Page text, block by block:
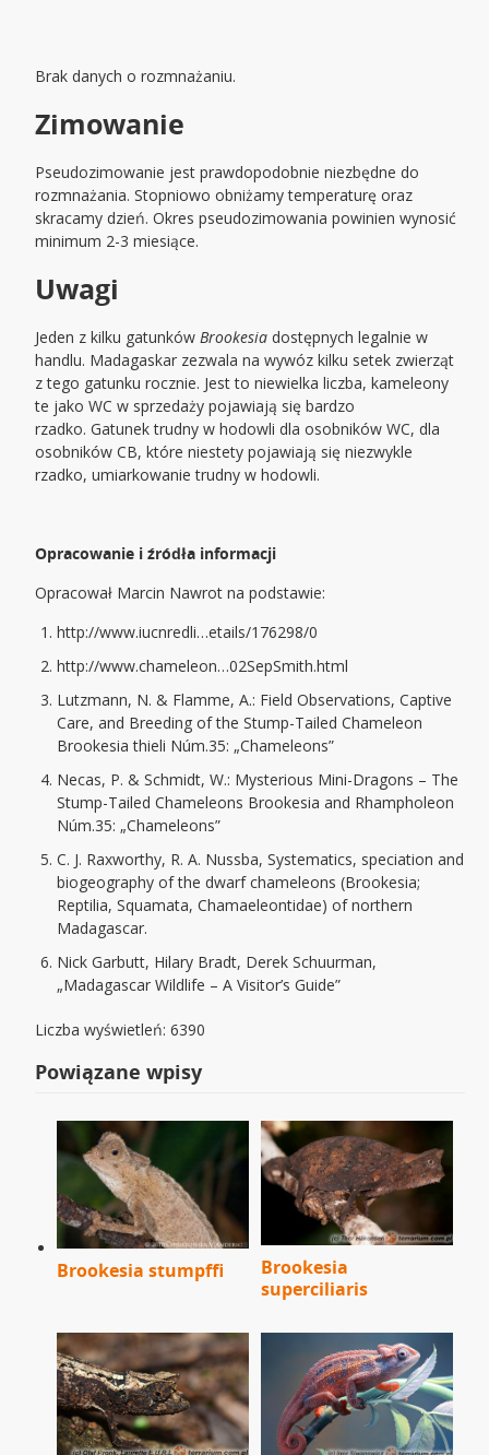
Brak danych o rozmnażaniu.
Zimowanie
Pseudozimowanie jest prawdopodobnie niezbędne do
rozmnażania. Stopniowo obniżamy temperaturę oraz
skracamy dzień. Okres pseudozimowania powinien wynosić
minimum 2-3 miesiące.
Uwagi
Jeden z kilku gatunkówBrookesia dostępnych legalnie w
handlu. Madagaskar zezwala na wywóz kilku setek zwierząt
z tego gatunku rocznie. Jest to niewielka liczba, kameleony
te jako WC w sprzedaży pojawiają się bardzo
rzadko. Gatunek trudny w hodowli dla osobników WC, dla
osobników CB, które niestety pojawiają się niezwykle
rzadko, umiarkowanie trudny w hodowli.
Opracowanie i źródła informacji
Opracował Marcin Nawrot na podstawie:
http://www.iucnredli…etails/176298/0
http://www.chameleon…02SepSmith.html
Lutzmann, N. & Flamme, A.: Field Observations, Captive
Care, and Breeding of the Stump-Tailed Chameleon
Brookesia thieli Núm.35: „Chameleons”
Necas, P. & Schmidt, W.: Mysterious Mini-Dragons – The
Stump-Tailed Chameleons Brookesia and Rhampholeon
Núm.35: „Chameleons”
C. J. Raxworthy, R. A. Nussba, Systematics, speciation and
biogeography of the dwarf chameleons (Brookesia;
Reptilia, Squamata, Chamaeleontidae) of northern
Madagascar.
Nick Garbutt, Hilary Bradt, Derek Schuurman,
„Madagascar Wildlife – A Visitor’s Guide”
Liczba wyświetleń: 6390
Powiązane wpisy
Brookesia stumpffi
Brookesia
superciliaris